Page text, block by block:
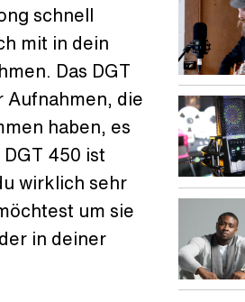
schnell
mit in dein
Das DGT
Aufnahmen, die
haben, es
450 ist
wirklich sehr
um sie
in deiner